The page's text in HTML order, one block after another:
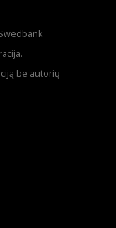
be autorių